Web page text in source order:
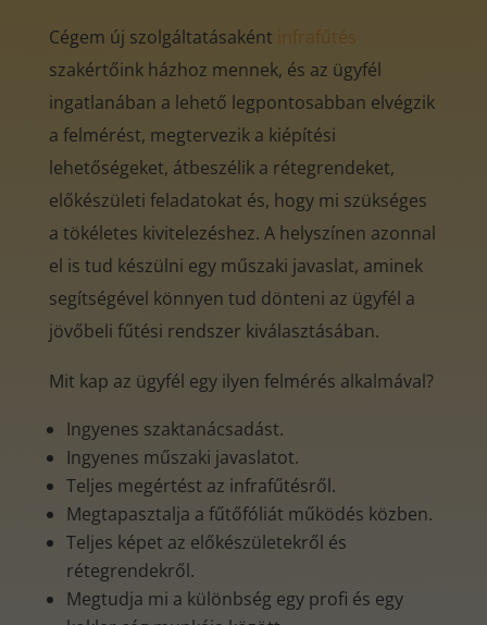
Cégem új szolgáltatásaként infrafűtés
szakértőink házhoz mennek, és az ügyfél
ingatlanában a lehető legpontosabban elvégzik
a felmérést, megtervezik a kiépítési
lehetőségeket, átbeszélik a rétegrendeket,
előkészületi feladatokat és, hogy mi szükséges
a tökéletes kivitelezéshez. A helyszínen azonnal
el is tud készülni egy műszaki javaslat, aminek
segítségével könnyen tud dönteni az ügyfél a
jövőbeli fűtési rendszer kiválasztásában.
Mit kap az ügyfél egy ilyen felmérés alkalmával?
Ingyenes szaktanácsadást.
Ingyenes műszaki javaslatot.
Teljes megértést az infrafűtésről.
Megtapasztalja a fűtőfóliát működés közben.
Teljes képet az előkészületekről és
rétegrendekről.
Megtudja mi a különbség egy profi és egy